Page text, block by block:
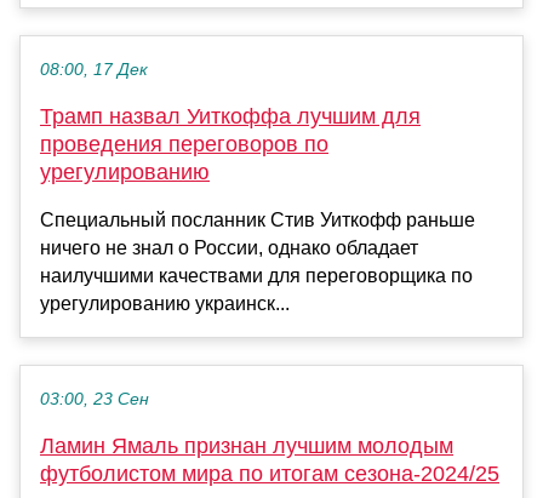
08:00, 17 Дек
Трамп назвал Уиткоффа лучшим для
проведения переговоров по
урегулированию
Специальный посланник Стив Уиткофф раньше
ничего не знал о России, однако обладает
наилучшими качествами для переговорщика по
урегулированию украинск...
03:00, 23 Сен
Ламин Ямаль признан лучшим молодым
футболистом мира по итогам сезона‑2024/25